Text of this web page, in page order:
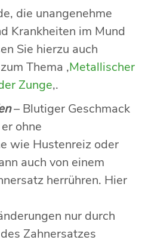
die unangenehme
Krankheiten im Mund
Sie hierzu auch
Thema ‚Metallischer
Zunge‚.
– Blutiger Geschmack
ohne
wie Hustenreiz oder
auch von einem
herrühren. Hier
nur durch
Zahnersatzes